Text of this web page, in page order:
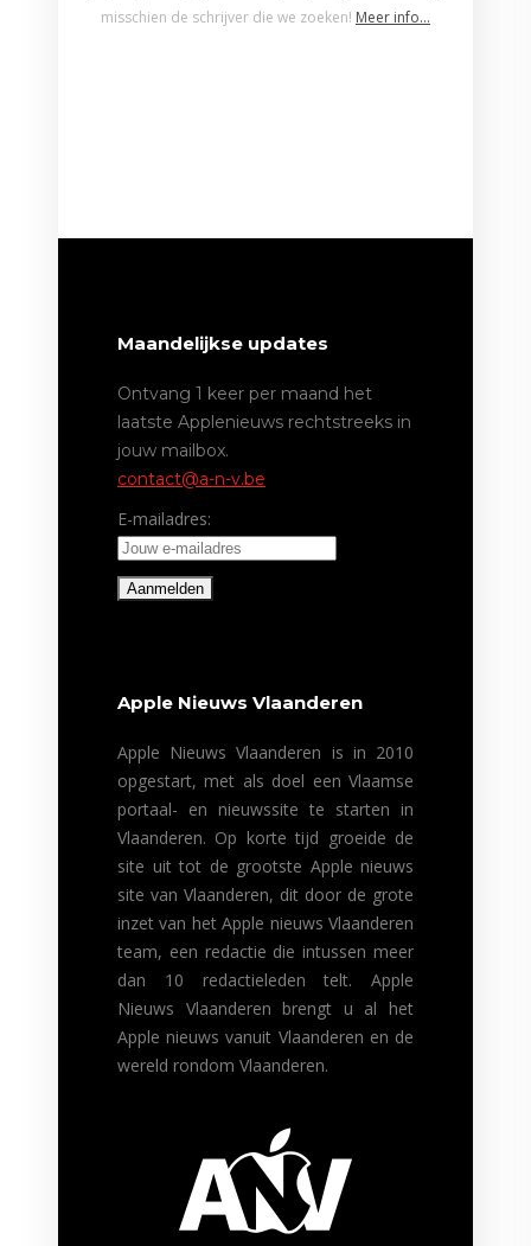
misschien de schrijver die we zoeken! Meer info…
Maandelijkse updates
Ontvang 1 keer per maand het
laatste Applenieuws rechtstreeks in
jouw mailbox.
contact@a-n-v.be
E-mailadres:
Apple Nieuws Vlaanderen
Apple Nieuws Vlaanderen is in 2010
opgestart, met als doel een Vlaamse
portaal- en nieuwssite te starten in
Vlaanderen. Op korte tijd groeide de
site uit tot de grootste Apple nieuws
site van Vlaanderen, dit door de grote
inzet van het Apple nieuws Vlaanderen
team, een redactie die intussen meer
dan 10 redactieleden telt. Apple
Nieuws Vlaanderen brengt u al het
Apple nieuws vanuit Vlaanderen en de
wereld rondom Vlaanderen.